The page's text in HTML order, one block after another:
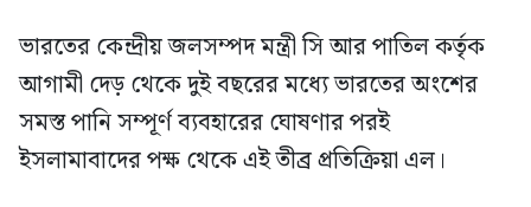
ভারতের কেন্দ্রীয় জলসম্পদ মন্ত্রী সি আর পাতিল কর্তৃক
আগামী দেড় থেকে দুই বছরের মধ্যে ভারতের অংশের
সমস্ত পানি সম্পূর্ণ ব্যবহারের ঘোষণার পরই
ইসলামাবাদের পক্ষ থেকে এই তীব্র প্রতিক্রিয়া এল।